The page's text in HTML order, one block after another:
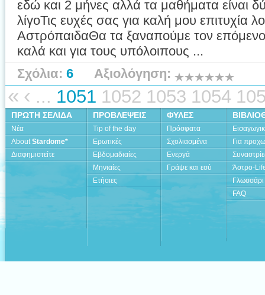
εδώ και 2 μήνες αλλά τα μαθήματα είναι
λίγοΤις ευχές σας για καλή μου επιτυχία
ΑστρόπαιδαΘα τα ξαναπούμε τον
καλά και για τους υπόλοιπους ...
Σχόλια: 6 Αξιολόγηση:
« ‹ ... 1051 1052 1053 1054
ΠΡΩΤΗ ΣΕΛΙΔΑ
Νέα
AboutStardome*
Διαφημιστείτε
ΠΡΟΒΛΕΨΕΙΣ
Tip of the day
Ερωτικές
Εβδομαδιαίες
Μηνιαίες
Ετήσιες
ΦΥΛΕΣ
Πρόσφατα
Σχολιασμένα
Ενεργά
Γράψε και εσύ
Για
Άστρο-
Γλωσσάρι
FAQ